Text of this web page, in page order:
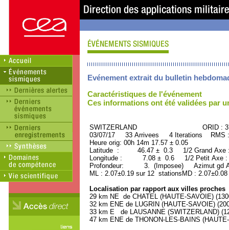
Evénement extrait du bulletin
Caractéristiques de l'événement
Ces informations ont été validées par
SWITZERLAND ORID :
03/07/17 33 Arrivees 4 Iterations RMS
Heure orig: 00h 14m 17.57 ± 0.05
Latitude : 46.47 ± 0.3 1/2 Grand
Longitude : 7.08 ± 0.6 1/2 Petit Axe
Profondeur: 3. (Imposee) Azimut gd
ML : 2.07±0.19 sur 12 stationsMD :
Localisation par rapport aux villes proches
29 km NE de CHATEL (HAUTE-SAVOIE)
32 km ENE de LUGRIN (HAUTE-SAVOIE)
33 km E de LAUSANNE (SWITZERLAND)
47 km ENE de THONON-LES-BAINS